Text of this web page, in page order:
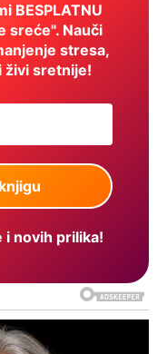
BESPLATNU
sreće". Nauči
stresa,
živi sretnije!
i novih prilika!